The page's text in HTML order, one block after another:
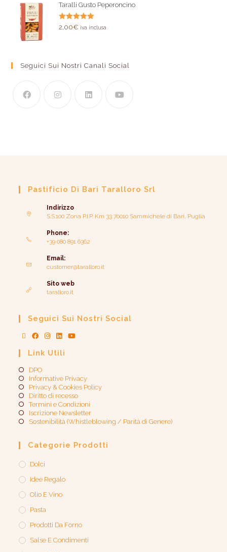
Taralli Gusto Peperoncino
Valutato
2,00€ iva inclusa
Seguici Sui Nostri Canali Social
Pastificio Di Bari Taralloro Srl
Indirizzo
S.S.100 Zona P.I.P. Km 33 70010 Sammichele di Bari, Puglia
Phone:
+39 080 891 6362
Email:
customer@taralloro.it
Sito web
taralloro.it
Seguici Sui Nostri Social
Link Utili
DPO
Informative Privacy
Privacy & Cookies Policy
Diritto di recesso
Termini e Condizioni
Iscrizione Newsletter
Sostenibilità (Whistleblowing / Parità di Genere)​
Categorie Prodotti
Dolci
Idee Regalo
Olio E Vino
Pasta
Prodotti Da Forno
Salse E Condimenti